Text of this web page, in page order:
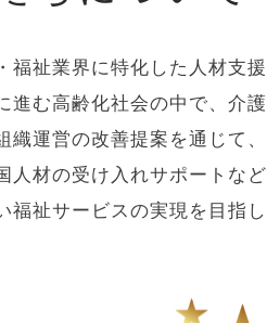
祉業界に特化した人材支
進む高齢化社会の中で、介
運営の改善提案を通じて
人材の受け入れサポートな
祉サービスの実現を目指し